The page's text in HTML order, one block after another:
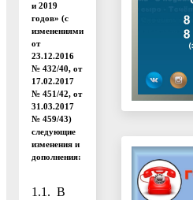
и 2019
годов» (с
изменениями
от
23.12.2016
№ 432/40, от
17.02.2017
№ 451/42, от
31.03.2017
№ 459/43)
следующие
изменения и
дополнения:
1.1. В